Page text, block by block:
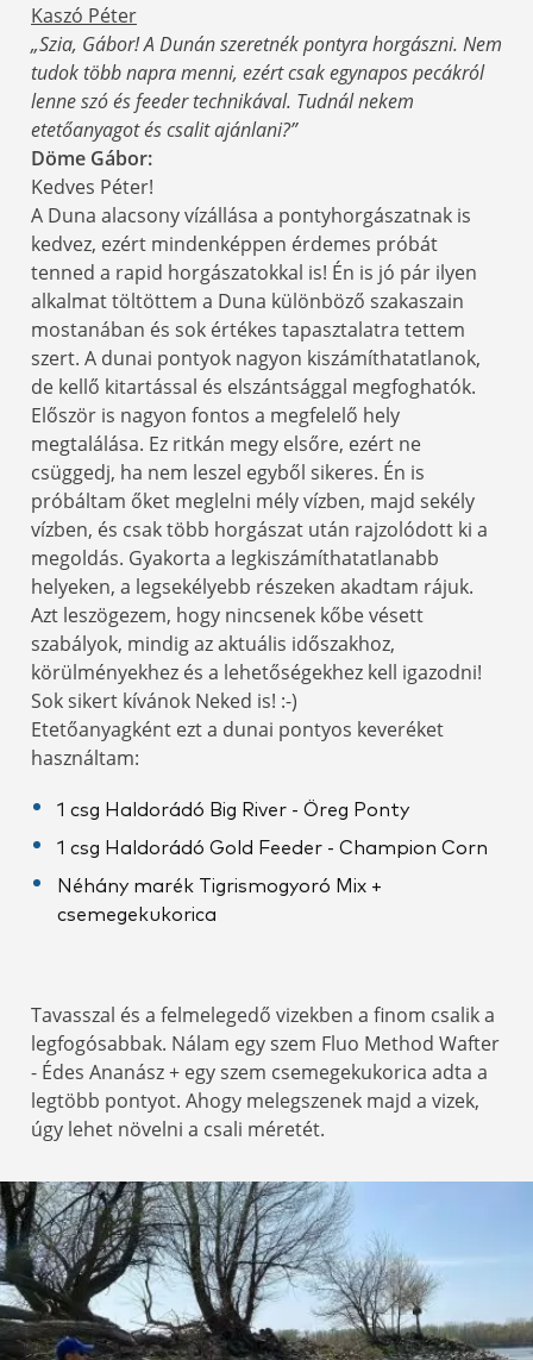
Kaszó Péter
„Szia, Gábor! A Dunán szeretnék pontyra horgászni. Nem
tudok több napra menni, ezért csak egynapos pecákról
lenne szó és feeder technikával. Tudnál nekem
etetőanyagot és csalit ajánlani?”
Döme Gábor:
Kedves Péter!
A Duna alacsony vízállása a pontyhorgászatnak is
kedvez, ezért mindenképpen érdemes próbát
tenned a rapid horgászatokkal is! Én is jó pár ilyen
alkalmat töltöttem a Duna különböző szakaszain
mostanában és sok értékes tapasztalatra tettem
szert. A dunai pontyok nagyon kiszámíthatatlanok,
de kellő kitartással és elszántsággal megfoghatók.
Először is nagyon fontos a megfelelő hely
megtalálása. Ez ritkán megy elsőre, ezért ne
csüggedj, ha nem leszel egyből sikeres. Én is
próbáltam őket meglelni mély vízben, majd sekély
vízben, és csak több horgászat után rajzolódott ki a
megoldás. Gyakorta a legkiszámíthatatlanabb
helyeken, a legsekélyebb részeken akadtam rájuk.
Azt leszögezem, hogy nincsenek kőbe vésett
szabályok, mindig az aktuális időszakhoz,
körülményekhez és a lehetőségekhez kell igazodni!
Sok sikert kívánok Neked is! :-)
Etetőanyagként ezt a dunai pontyos keveréket
használtam:
1 csg Haldorádó Big River - Öreg Ponty
1 csg Haldorádó Gold Feeder - Champion Corn
Néhány marék Tigrismogyoró Mix +
csemegekukorica
Tavasszal és a felmelegedő vizekben a finom csalik a
legfogósabbak. Nálam egy szem Fluo Method Wafter
- Édes Ananász + egy szem csemegekukorica adta a
legtöbb pontyot. Ahogy melegszenek majd a vizek,
úgy lehet növelni a csali méretét.